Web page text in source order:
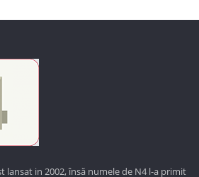
lansat in 2002, însă numele de N4 l-a primit